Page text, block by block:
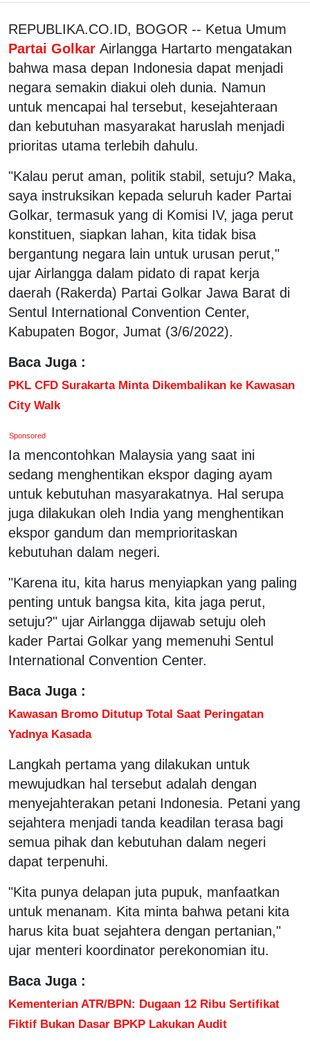
REPUBLIKA.CO.ID, BOGOR -- Ketua Umum
Partai Golkar Airlangga Hartarto mengatakan
bahwa masa depan Indonesia dapat menjadi
negara semakin diakui oleh dunia. Namun
untuk mencapai hal tersebut, kesejahteraan
dan kebutuhan masyarakat haruslah menjadi
prioritas utama terlebih dahulu.
"Kalau perut aman, politik stabil, setuju? Maka,
saya instruksikan kepada seluruh kader Partai
Golkar, termasuk yang di Komisi IV, jaga perut
konstituen, siapkan lahan, kita tidak bisa
bergantung negara lain untuk urusan perut,"
ujar Airlangga dalam pidato di rapat kerja
daerah (Rakerda) Partai Golkar Jawa Barat di
Sentul International Convention Center,
Kabupaten Bogor, Jumat (3/6/2022).
Baca Juga :
PKL CFD Surakarta Minta Dikembalikan ke Kawasan
City Walk
Sponsored
Ia mencontohkan Malaysia yang saat ini
sedang menghentikan ekspor daging ayam
untuk kebutuhan masyarakatnya. Hal serupa
juga dilakukan oleh India yang menghentikan
ekspor gandum dan memprioritaskan
kebutuhan dalam negeri.
"Karena itu, kita harus menyiapkan yang paling
penting untuk bangsa kita, kita jaga perut,
setuju?" ujar Airlangga dijawab setuju oleh
kader Partai Golkar yang memenuhi Sentul
International Convention Center.
Baca Juga :
Kawasan Bromo Ditutup Total Saat Peringatan
Yadnya Kasada
Langkah pertama yang dilakukan untuk
mewujudkan hal tersebut adalah dengan
menyejahterakan petani Indonesia. Petani yang
sejahtera menjadi tanda keadilan terasa bagi
semua pihak dan kebutuhan dalam negeri
dapat terpenuhi.
"Kita punya delapan juta pupuk, manfaatkan
untuk menanam. Kita minta bahwa petani kita
harus kita buat sejahtera dengan pertanian,"
ujar menteri koordinator perekonomian itu.
Baca Juga :
Kementerian ATR/BPN: Dugaan 12 Ribu Sertifikat
Fiktif Bukan Dasar BPKP Lakukan Audit